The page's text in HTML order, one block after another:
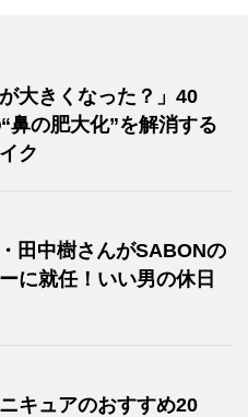
が大きくなった？」40
鼻の肥大化”を解消する
ク
田中樹さんがSABONの
に就任！いい男の休日
ニキュアのおすすめ20